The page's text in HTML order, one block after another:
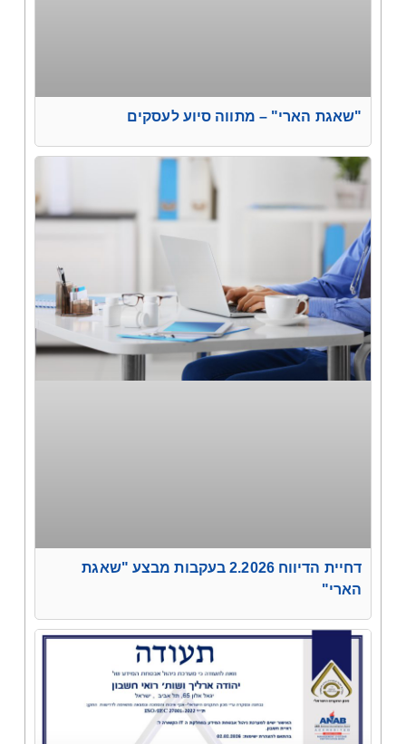
"שאגת הארי" – מתווה סיוע לעסקים
דחיית הדיווח 2.2026 בעקבות מבצע "שאגת
הארי"